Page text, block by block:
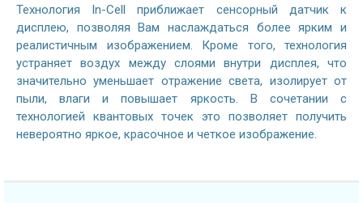
Технология In-Cell приближает сенсорный датчик к
дисплею, позволяя Вам наслаждаться более ярким и
реалистичным изображением. Кроме того, технология
устраняет воздух между слоями внутри дисплея, что
значительно уменьшает отражение света, изолирует от
пыли, влаги и повышает яркость. В сочетании с
технологией квантовых точек это позволяет получить
невероятно яркое, красочное и четкое изображение.